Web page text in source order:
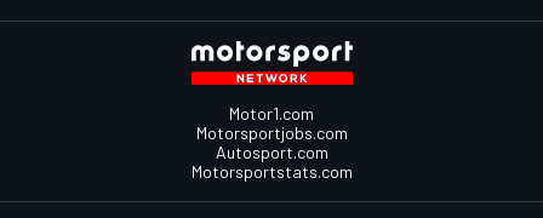
Motor1.com
Motorsportjobs.com
Autosport.com
Motorsportstats.com